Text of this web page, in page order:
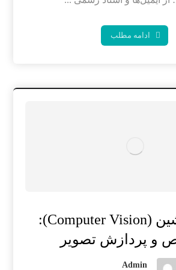
ادامه مطلب
بینایی ماشین (Computer Vision):
و پردازش تصویر
Admin